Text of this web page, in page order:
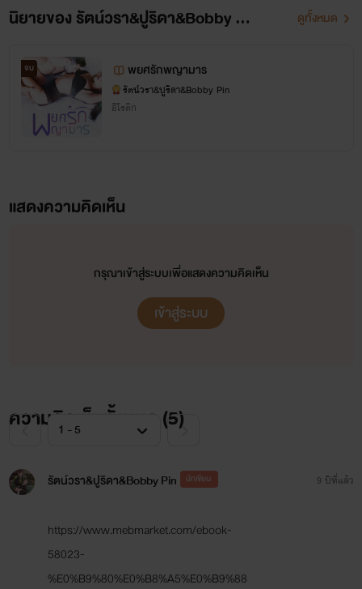
นิยายของ รัตน์วรา&ปูริดา&Bobby Pin ดูทั้งหมด
จบ พยศรักพญามาร
รัตน์วรา&ปูริดา&Bobby Pin
อีโรติก
แสดงความคิดเห็น
กรุณาเข้าสู่ระบบเพื่อแสดงความคิดเห็น
เข้าสู่ระบบ
ความคิดเห็นทั้งหมด (5)
รัตน์วรา&ปูริดา&Bobby Pin นักเขียน
https://www.mebmarket.com/ebook-
58023-
%E0%B9%80%E0%B8%A5%E0%B9%88
9 ปีที่แล้ว